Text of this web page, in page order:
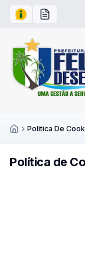
Acesso àCarta de
Politica De
Política de